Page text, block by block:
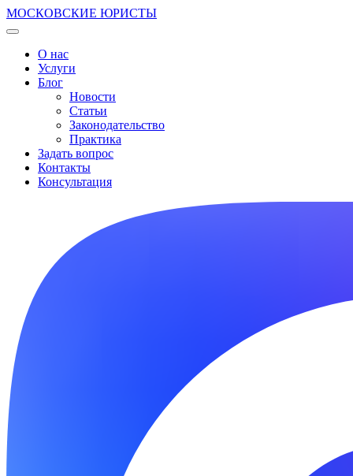
МОСКОВСКИЕ ЮРИСТЫ
О нас
Услуги
Блог
Новости
Статьи
Законодательство
Практика
Задать вопрос
Контакты
Консультация